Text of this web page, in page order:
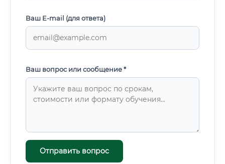
Ваш E-mail (для ответа)
Ваш вопрос или сообщение *
Отправить вопрос